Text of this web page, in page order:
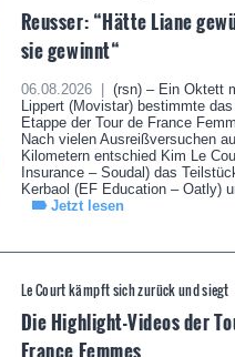
Reusser: “Hätte Liane
sie gewinnt“
06.08.2026 |
(rsn) – Ein Oktett
Lippert (Movistar) bestimmte
Etappe der Tour de France
Nach vielen Ausreißversuchen
Kilometern entschied Kim Le
Insurance – Soudal) das
Kerbaol (EF Education – Oatly)
Jetzt lesen
Le Court kämpft sich zurück und siegt
Die Highlight-Videos der
France Femmes